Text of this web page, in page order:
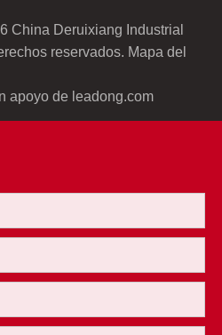
China Deruixiang Industrial
reservados. Mapa del
apoyo de leadong.com